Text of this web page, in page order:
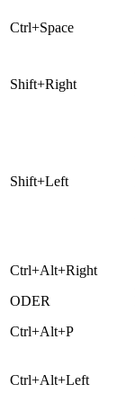
Ctrl+Space
Shift+Right
Shift+Left
Ctrl+Alt+Right
ODER
Ctrl+Alt+P
Ctrl+Alt+Left